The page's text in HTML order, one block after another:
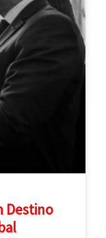
Destino